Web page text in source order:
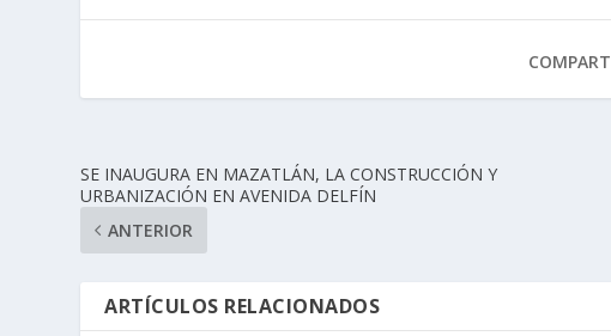
SE INAUGURA EN MAZATLÁN, LA CONSTRUCCIÓN Y
URBANIZACIÓN EN AVENIDA DELFÍN
ANTERIOR
ARTÍCULOS RELACIONADOS